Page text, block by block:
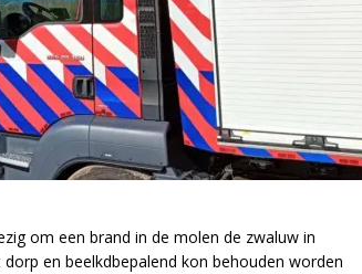
om een brand in de molen de zwaluw in
en beelkdbepalend kon behouden worden